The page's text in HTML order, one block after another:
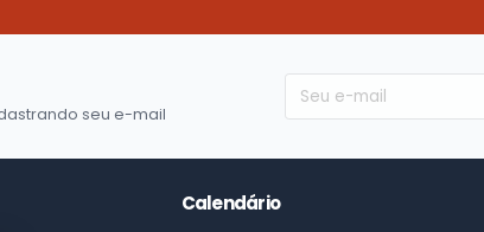
seu e-mail
Calendário